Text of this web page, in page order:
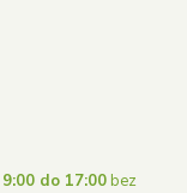
9:00 do 17:00bez